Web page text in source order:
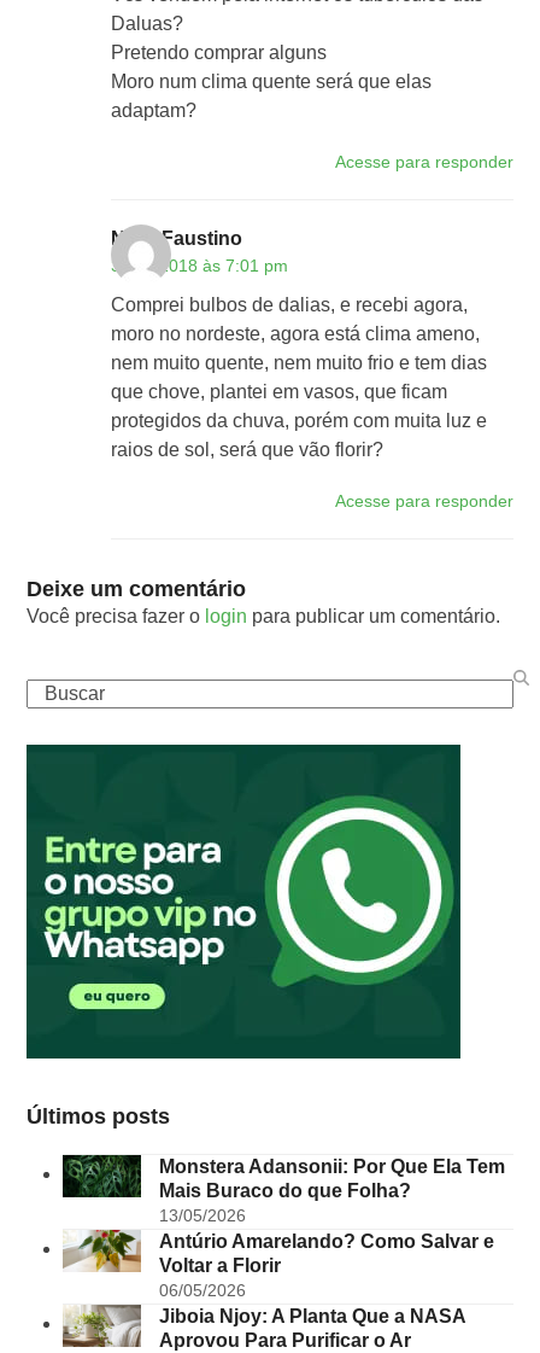
Daluas?
Pretendo comprar alguns
Moro num clima quente será que elas
adaptam?
Acesse para responder
Nilva Faustino
30/12/2018 às 7:01 pm
Comprei bulbos de dalias, e recebi agora,
moro no nordeste, agora está clima ameno,
nem muito quente, nem muito frio e tem dias
que chove, plantei em vasos, que ficam
protegidos da chuva, porém com muita luz e
raios de sol, será que vão florir?
Acesse para responder
Deixe um comentário
Você precisa fazer o login para publicar um comentário.
Buscar
Últimos posts
Monstera Adansonii: Por Que Ela Tem
Mais Buraco do que Folha?
13/05/2026
Antúrio Amarelando? Como Salvar e
Voltar a Florir
06/05/2026
Jiboia Njoy: A Planta Que a NASA
Aprovou Para Purificar o Ar